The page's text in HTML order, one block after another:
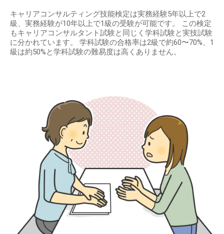
キャリアコンサルティング技能検定は実務経験5年以上で2
級、実務経験が10年以上で1級の受験が可能です。 この検定
もキャリアコンサルタント試験と同じく学科試験と実技試験
に分かれています。 学科試験の合格率は2級で約60〜70%、1
級は約50%と学科試験の難易度は高くありません。